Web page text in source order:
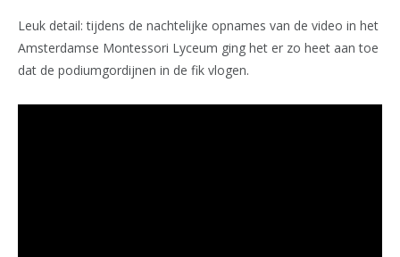
Leuk detail: tijdens de nachtelijke opnames van de video in het
Amsterdamse Montessori Lyceum ging het er zo heet aan toe
dat de podiumgordijnen in de fik vlogen.